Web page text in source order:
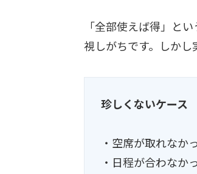
「全部使えば得」と
視しがちです。しかし
珍しくないケース
・空席が取れなか
・日程が合わなか